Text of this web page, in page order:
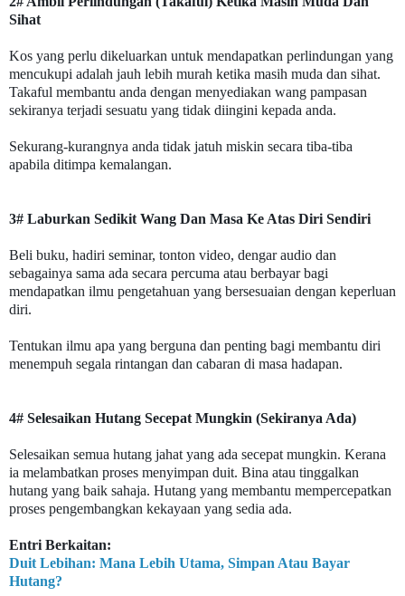
Sihat
Kos yang perlu dikeluarkan untuk mendapatkan perlindungan yang
mencukupi adalah jauh lebih murah ketika masih muda dan sihat.
Takaful membantu anda dengan menyediakan wang pampasan
sekiranya terjadi sesuatu yang tidak diingini kepada anda.
Sekurang-kurangnya anda tidak jatuh miskin secara tiba-tiba
apabila ditimpa kemalangan.
3# Laburkan Sedikit Wang Dan Masa Ke Atas Diri Sendiri
Beli buku, hadiri seminar, tonton video, dengar audio dan
sebagainya sama ada secara percuma atau berbayar bagi
mendapatkan ilmu pengetahuan yang bersesuaian dengan keperluan
diri.
Tentukan ilmu apa yang berguna dan penting bagi membantu diri
menempuh segala rintangan dan cabaran di masa hadapan.
4# Selesaikan Hutang Secepat Mungkin (Sekiranya Ada)
Selesaikan semua hutang jahat yang ada secepat mungkin. Kerana
ia melambatkan proses menyimpan duit. Bina atau tinggalkan
hutang yang baik sahaja. Hutang yang membantu mempercepatkan
proses pengembangkan kekayaan yang sedia ada.
Entri Berkaitan:
Duit Lebihan: Mana Lebih Utama, Simpan Atau Bayar
Hutang?